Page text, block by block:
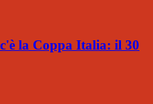
la Coppa Italia: il 30